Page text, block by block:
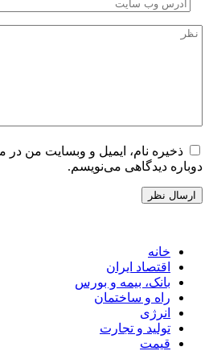
ذخیره نام، ایمیل و وبسایت من در
دوباره دیدگاهی می‌نویسم.
خانه
اقتصاد ایران
بانک، بیمه و بورس
راه و ساختمان
انرژی
تولید و تجارت
قیمت